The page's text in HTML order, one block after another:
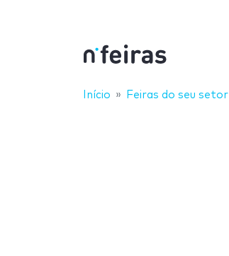
Início Feiras do seu setor